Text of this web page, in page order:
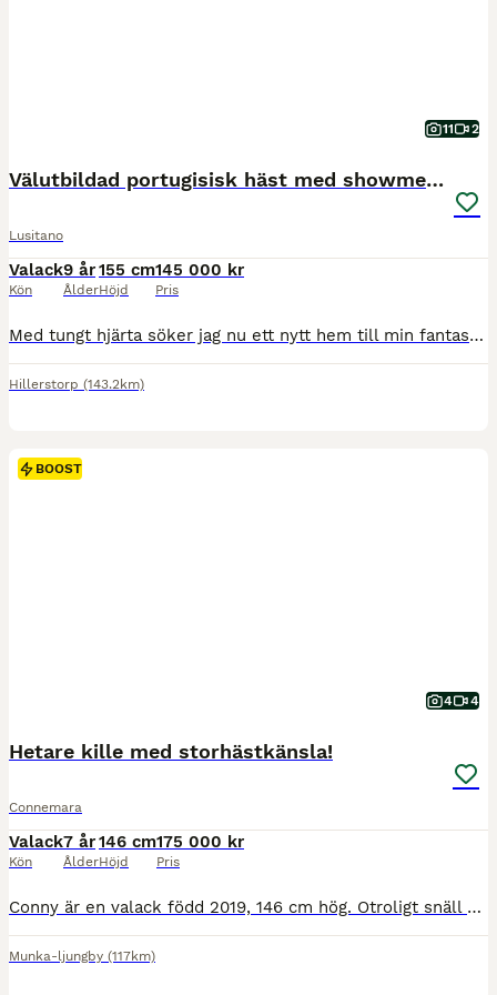
11 2
Välutbildad portugisisk häst med showmeriter
Lusitano
Valack
Kön
9 år
Ålder
155 cm
Höjd
145 000 kr
Pris
Med tungt hjärta söker jag nu ett nytt hem till min fantastiska portugisiska häst Nilton, 9 år (ONC-pass). Nilton är en mycket välutbildad häst med stor personlighet, energi och arbetsglädje. Han är modig och inte lättskrämd. Han är lätt för hjälperna och mycket responsiv, vilket gör att han uppskattar en mjuk, erfaren och välbalanserad ryttare. Hans fina utbildning och k
Hillerstorp (143.2km)
BOOST
4 4
Hetare kille med storhästkänsla!
Connemara
Valack
Kön
7 år
Ålder
146 cm
Höjd
175 000 kr
Pris
Conny är en valack född 2019, 146 cm hög. Otroligt snäll och go kille i all hantering! Är en klippa att ha med sig på nya platser! Snäll att sko, lasta, klippa osv. Går med två andra ponnysar idag, kan stå inne själv. Van vid både box och lösdrift. Conny är en lite piggare ponny att rida och är väldigt arbetsvillig. Är den coolaste hästen att rida ut på då han går fr
Munka-ljungby (117km)